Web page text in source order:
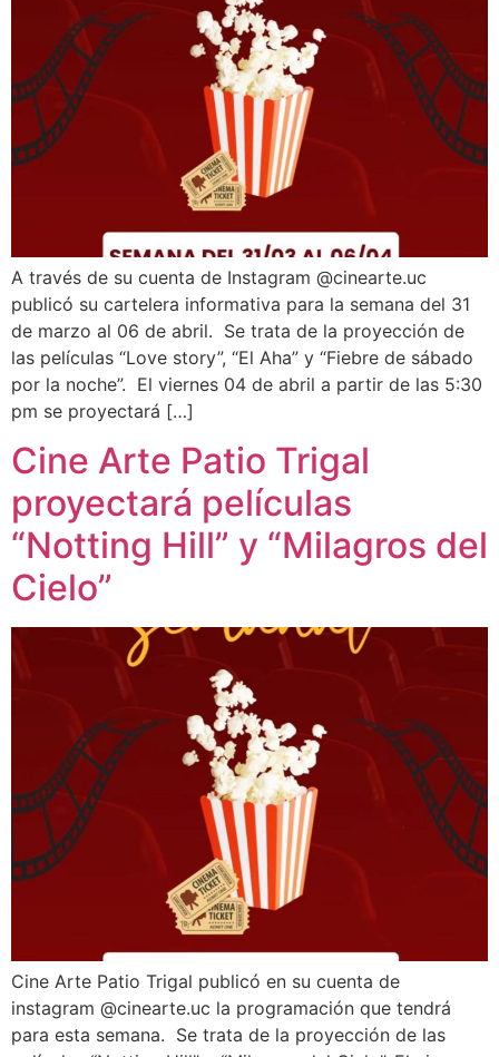
A través de su cuenta de Instagram @cinearte.uc
publicó su cartelera informativa para la semana del 31
de marzo al 06 de abril. Se trata de la proyección de
las películas “Love story”, “El Aha” y “Fiebre de sábado
por la noche”. El viernes 04 de abril a partir de las 5:30
pm se proyectará […]
Cine Arte Patio Trigal
proyectará películas
“Notting Hill” y “Milagros del
Cielo”
Cine Arte Patio Trigal publicó en su cuenta de
instagram @cinearte.uc la programación que tendrá
para esta semana. Se trata de la proyección de las